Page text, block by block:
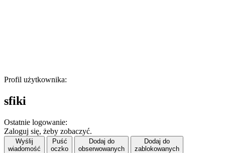
Profil użytkownika:
sfiki
Ostatnie logowanie:
Zaloguj się, żeby zobaczyć.
Wyślij
wiadomość
Puść
oczko
Dodaj do
obserwowanych
Dodaj do
zablokowanych